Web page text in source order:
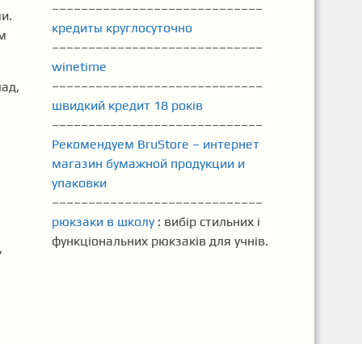
–––––––––––––––––––––––––––––
кредиты круглосуточно
–––––––––––––––––––––––––––––
winetime
–––––––––––––––––––––––––––––
швидкий кредит 18 років
–––––––––––––––––––––––––––––
Рекомендуем BruStore – интернет
магазин бумажной продукции и
упаковки
–––––––––––––––––––––––––––––
рюкзаки в школу: вибір стильних і
функціональних рюкзаків для учнів.